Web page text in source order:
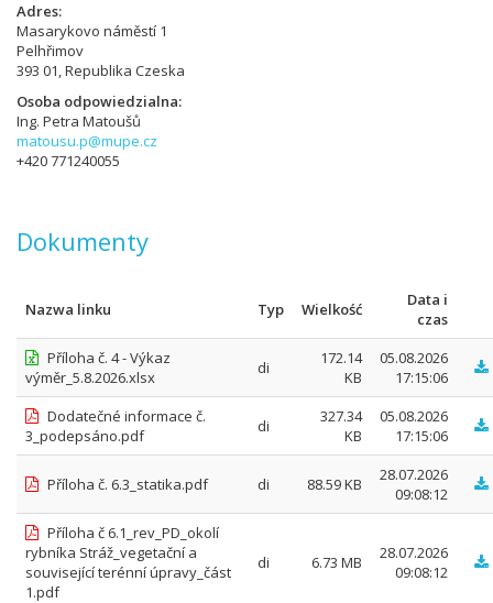
Adres
Masarykovo náměstí 1
Pelhřimov
393 01, Republika Czeska
Osoba odpowiedzialna
Ing. Petra Matoušů
matousu.p@mupe.cz
+420 771240055
Dokumenty
Nazwa linku Typ Wielkość
Data i
czas
Příloha č. 4 - Výkaz
výměr_5.8.2026.xlsx
di
172.14
KB
05.08.2026
17:15:06
Dodatečné informace č.
3_podepsáno.pdf
di
327.34
KB
05.08.2026
17:15:06
Příloha č. 6.3_statika.pdf di 88.59 KB
28.07.2026
09:08:12
Příloha č 6.1_rev_PD_okolí
rybníka Stráž_vegetační a
související terénní úpravy_část
1.pdf
di 6.73 MB
28.07.2026
09:08:12